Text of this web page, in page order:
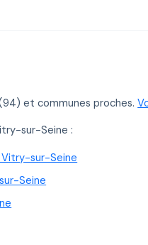
et communes proches.
sur-Seine :
sur-Seine
Seine